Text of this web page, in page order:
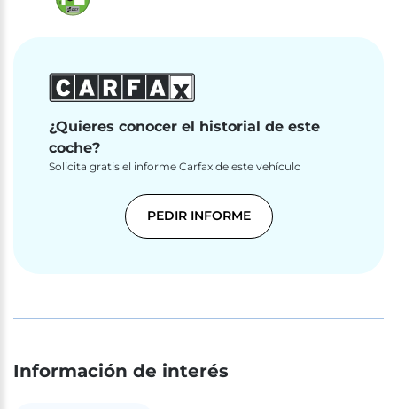
¿Quieres conocer el historial de este
coche?
Solicita gratis el informe Carfax de este vehículo
PEDIR INFORME
Información de interés